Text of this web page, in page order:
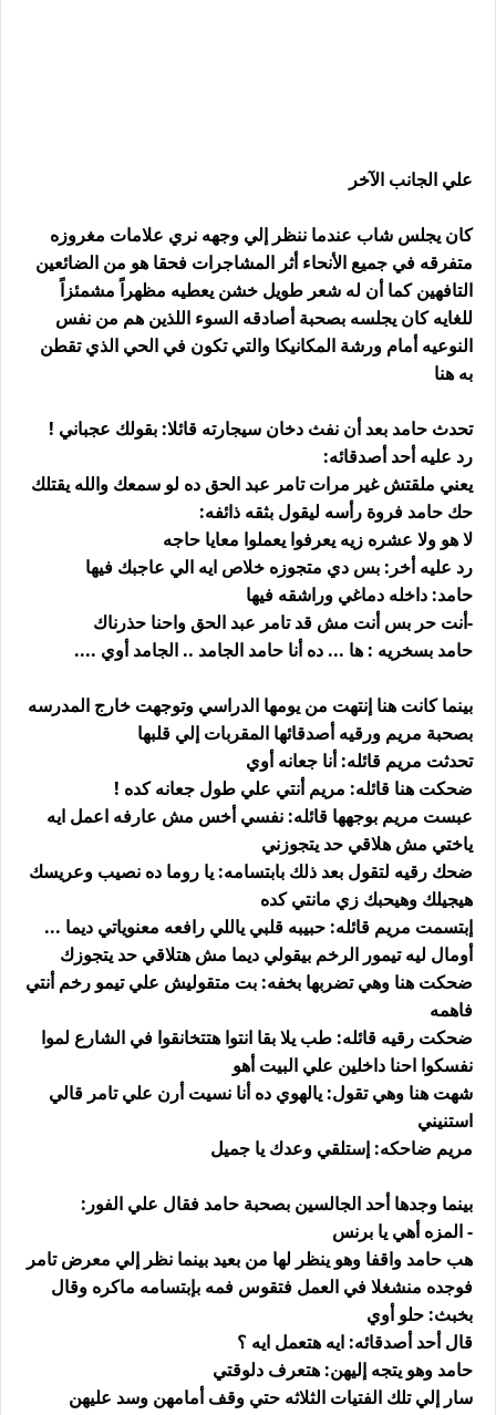
علي الجانب الآخر
كان يجلس شاب عندما ننظر إلي وجهه نري علامات مغروزه
متفرقه في جميع الأنحاء أثر المشاجرات فحقا هو من الضائعين
التافهين كما أن له شعر طويل خشن يعطيه مظهراً مشمئزاً
للغايه كان يجلسه بصحبة أصادقه السوء اللذين هم من نفس
النوعيه أمام ورشة المكانيكا والتي تكون في الحي الذي تقطن
به هنا
تحدث حامد بعد أن نفث دخان سيجارته قائلا: بقولك عجباني !
رد عليه أحد أصدقائه:
يعني ملقتش غير مرات تامر عبد الحق ده لو سمعك والله يقتلك
حك حامد فروة رأسه ليقول بثقه ذائفه:
لا هو ولا عشره زيه يعرفوا يعملوا معايا حاجه
رد عليه أخر: بس دي متجوزه خلاص ايه الي عاجبك فيها
حامد: داخله دماغي وراشقه فيها
-أنت حر بس أنت مش قد تامر عبد الحق واحنا حذرناك
حامد بسخريه : ها ... ده أنا حامد الجامد .. الجامد أوي ....
بينما كانت هنا إنتهت من يومها الدراسي وتوجهت خارج المدرسه
بصحبة مريم ورقيه أصدقائها المقربات إلي قلبها
تحدثت مريم قائله: أنا جعانه أوي
ضحكت هنا قائله: مريم أنتي علي طول جعانه كده !
عبست مريم بوجهها قائله: نفسي أخس مش عارفه اعمل ايه
ياختي مش هلاقي حد يتجوزني
ضحك رقيه لتقول بعد ذلك بابتسامه: يا روما ده نصيب وعريسك
هيجيلك وهيحبك زي مانتي كده
إبتسمت مريم قائله: حبيبه قلبي ياللي رافعه معنوياتي ديما ...
أومال ليه تيمور الرخم بيقولي ديما مش هتلاقي حد يتجوزك
ضحكت هنا وهي تضربها بخفه: بت متقوليش علي تيمو رخم أنتي
فاهمه
ضحكت رقيه قائله: طب يلا بقا انتوا هتتخانقوا في الشارع لموا
نفسكوا احنا داخلين علي البيت أهو
شهت هنا وهي تقول: يالهوي ده أنا نسيت أرن علي تامر قالي
استنيني
مريم ضاحكه: إستلقي وعدك يا جميل
بينما وجدها أحد الجالسين بصحبة حامد فقال علي الفور:
- المزه أهي يا برنس
هب حامد واقفا وهو ينظر لها من بعيد بينما نظر إلي معرض تامر
فوجده منشغلا في العمل فتقوس فمه بإبتسامه ماكره وقال
بخبث: حلو أوي
قال أحد أصدقائه: ايه هتعمل ايه ؟
حامد وهو يتجه إليهن: هتعرف دلوقتي
سار إلي تلك الفتيات الثلاثه حتي وقف أمامهن وسد عليهن